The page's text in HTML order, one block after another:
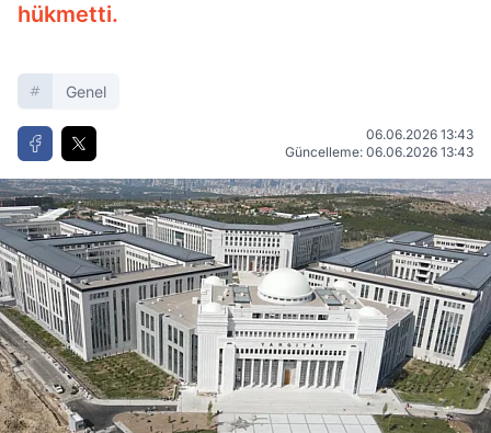
hükmetti.
Genel
06.06.2026 13:43
Güncelleme: 06.06.2026 13:43